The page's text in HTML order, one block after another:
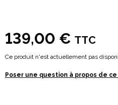
139,00 € TTC
Ce produit n'est actuellement pas
Poser une question à propos de